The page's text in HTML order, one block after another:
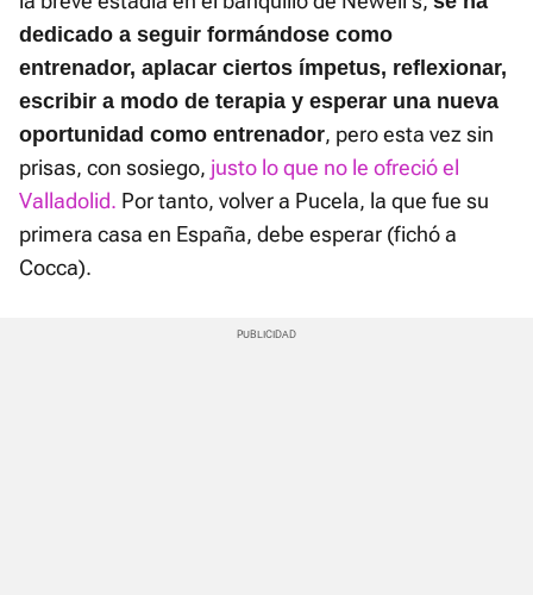
dedicado a seguir formándose como
entrenador, aplacar ciertos ímpetus, reflexionar,
escribir a modo de terapia y esperar una nueva
oportunidad como entrenador, pero esta vez sin
prisas, con sosiego, justo lo que no le ofreció el
Valladolid. Por tanto, volver a Pucela, la que fue su
primera casa en España, debe esperar (fichó a
Cocca).